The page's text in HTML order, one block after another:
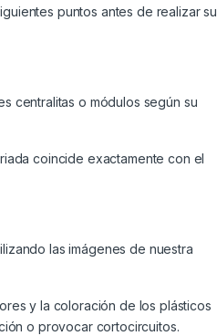
puntos antes de realizar su
centralitas o módulos según su
coincide exactamente con el
las imágenes de nuestra
y la coloración de los plásticos
o provocar cortocircuitos.